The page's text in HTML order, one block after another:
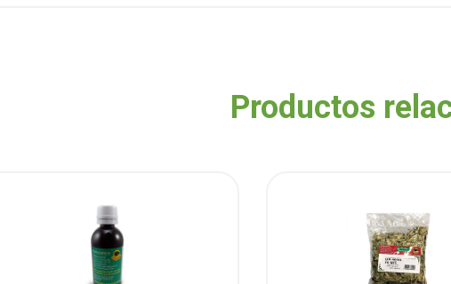
Productos